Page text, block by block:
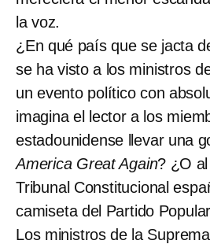
la voz.
¿En qué país que se jacta
se ha visto a los ministros
un evento político con
imagina el lector a los
estadounidense llevar una
America Great Again? ¿O
Tribunal Constitucional
camiseta del Partido
Los ministros de la